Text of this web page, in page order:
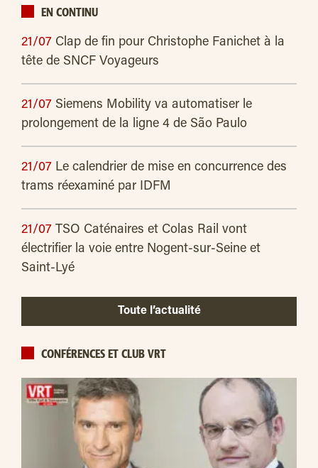
EN CONTINU
21/07 Clap de fin pour Christophe Fanichet à la
tête de SNCF Voyageurs
21/07 Siemens Mobility va automatiser le
prolongement de la ligne 4 de São Paulo
21/07 Le calendrier de mise en concurrence des
trams réexaminé par IDFM
21/07 TSO Caténaires et Colas Rail vont
électrifier la voie entre Nogent-sur-Seine et
Saint-Lyé
Toute l’actualité
CONFÉRENCES ET CLUB VRT